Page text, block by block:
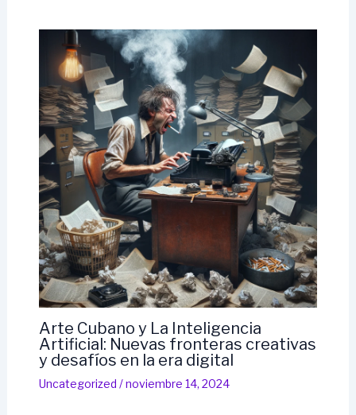
Arte Cubano y La Inteligencia
Artificial: Nuevas fronteras creativas
y desafíos en la era digital
Uncategorized /noviembre 14, 2024